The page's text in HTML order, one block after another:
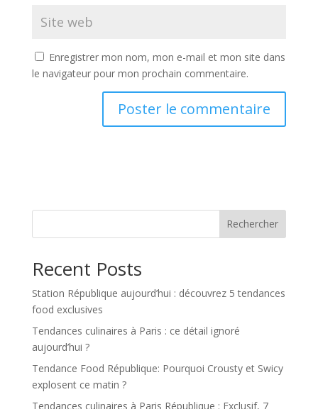
Enregistrer mon nom, mon e-mail et mon site dans
le navigateur pour mon prochain commentaire.
Rechercher
Recent Posts
Station République aujourd’hui : découvrez 5 tendances
food exclusives
Tendances culinaires à Paris : ce détail ignoré
aujourd’hui ?
Tendance Food République: Pourquoi Crousty et Swicy
explosent ce matin ?
Tendances culinaires à Paris République : Exclusif, 7